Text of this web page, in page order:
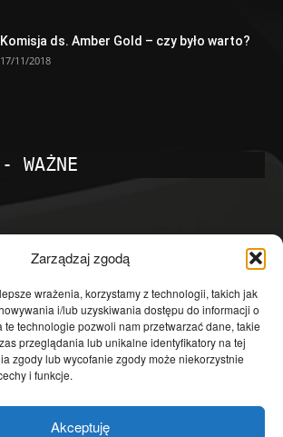
Zarządzaj zgodą
wrażenia, korzystamy z technologii, takich jak
i/lub uzyskiwania dostępu do informacji o
te technologie pozwoli nam przetwarzać dane, takie
przeglądania lub unikalne identyfikatory na tej
zgody lub wycofanie zgody może niekorzystnie
i funkcje.
Akceptuję
Komisja ds. Amber Gold – czy było warto?
17/11/2018
WAŻNE
4601
4363
3639
2823